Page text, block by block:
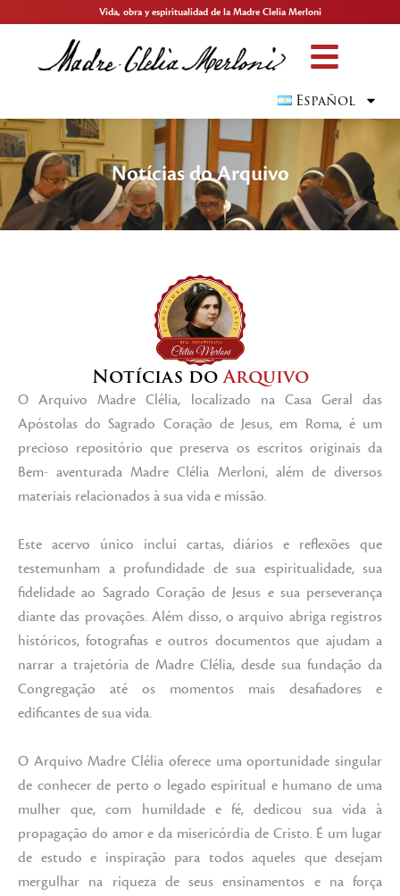
Vida, obra y espiritualidad de la Madre Clelia Merloni
Español
Notícias do Arquivo
Notícias doArquivo
O Arquivo Madre Clélia, localizado na Casa Geral das
Apóstolas do Sagrado Coração de Jesus, em Roma, é um
precioso repositório que preserva os escritos originais da
Bem- aventurada Madre Clélia Merloni, além de diversos
materiais relacionados à sua vida e missão.
Este acervo único inclui cartas, diários e reflexões que
testemunham a profundidade de sua espiritualidade, sua
fidelidade ao Sagrado Coração de Jesus e sua perseverança
diante das provações. Além disso, o arquivo abriga registros
históricos, fotografias e outros documentos que ajudam a
narrar a trajetória de Madre Clélia, desde sua fundação da
Congregação até os momentos mais desafiadores e
edificantes de sua vida.
O Arquivo Madre Clélia oferece uma oportunidade singular
de conhecer de perto o legado espiritual e humano de uma
mulher que, com humildade e fé, dedicou sua vida à
propagação do amor e da misericórdia de Cristo. É um lugar
de estudo e inspiração para todos aqueles que desejam
mergulhar na riqueza de seus ensinamentos e na força